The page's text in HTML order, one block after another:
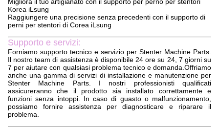
Korea iLsung
Raggiungere una precisione senza precedenti con il supporto di
perni per stentori di Corea iLsung
Supporto e servizi:
Forniamo supporto tecnico e servizio per Stenter Machine Parts.
Il nostro team di assistenza è disponibile 24 ore su 24, 7 giorni su
7 per aiutare con qualsiasi problema tecnico e domanda.Offriamo
anche una gamma di servizi di installazione e manutenzione per
Stenter Machine Parts. I nostri professionisti qualificati
assicureranno che il prodotto sia installato correttamente e
funzioni senza intoppi. In caso di guasto o malfunzionamento,
possiamo fornire assistenza per diagnosticare e riparare il
problema.